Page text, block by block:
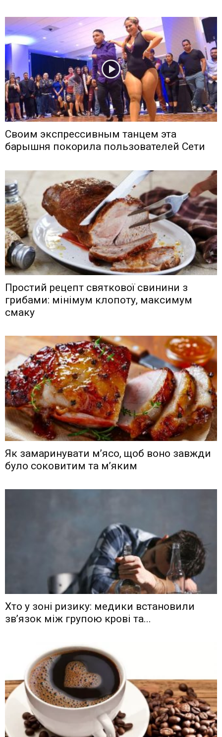
Своим экспрессивным танцем эта
барышня покорила пользователей Сети
Простий рецепт святкової свинини з
грибами: мінімум клопоту, максимум
смаку
Як замаринувати м’ясо, щоб воно завжди
було соковитим та м’яким
Хто у зоні ризику: медики встановили
зв’язок між групою крові та...